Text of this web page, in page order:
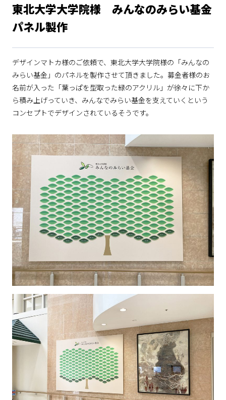
東北大学大学院様 みんなのみらい基金
パネル製作
デザインマトカ様のご依頼で、東北大学大学院様の「みんなの
みらい基金」のパネルを製作させて頂きました。募金者様のお
名前が入った「葉っぱを型取った緑のアクリル」が徐々に下か
ら積み上げっていき、みんなでみらい基金を支えていくという
コンセプトでデザインされているそうです。